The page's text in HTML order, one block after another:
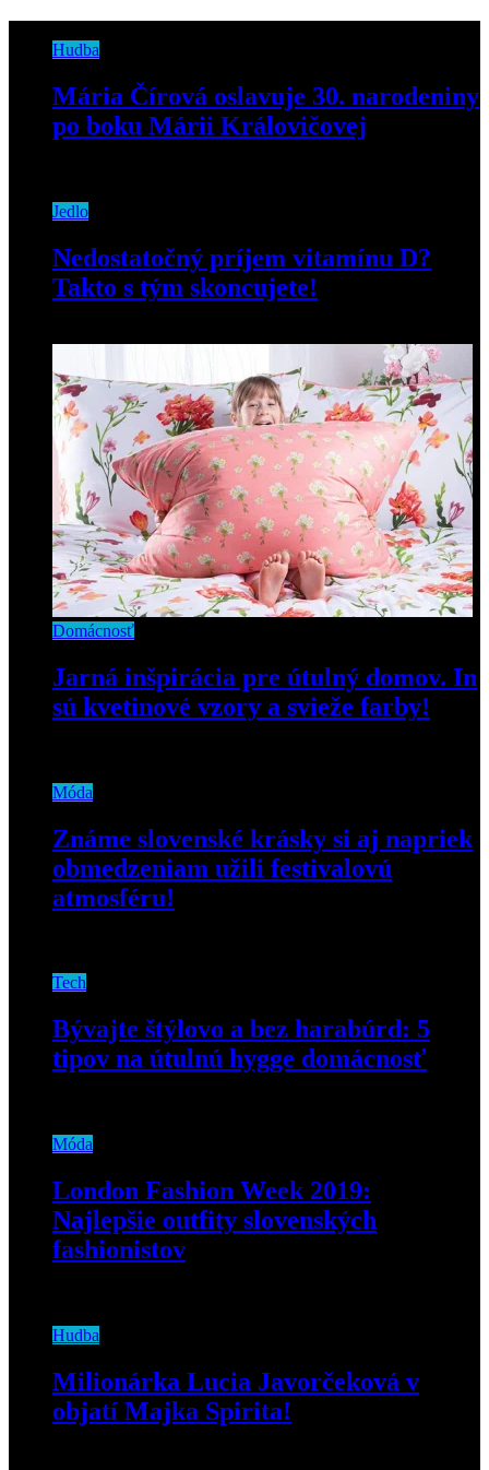
Hudba
Mária Čírová oslavuje 30. narodeniny
po boku Márii Královičovej
Jedlo
Nedostatočný príjem vitamínu D?
Takto s tým skoncujete!
Domácnosť
Jarná inšpirácia pre útulný domov. In
sú kvetinové vzory a svieže farby!
Móda
Známe slovenské krásky si aj napriek
obmedzeniam užili festivalovú
atmosféru!
Tech
Bývajte štýlovo a bez harabúrd: 5
tipov na útulnú hygge domácnosť
Móda
London Fashion Week 2019:
Najlepšie outfity slovenských
fashionistov
Hudba
Milionárka Lucia Javorčeková v
objatí Majka Spirita!